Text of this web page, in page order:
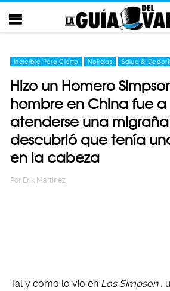
Increíble Pero Cierto Noticias Salud &
Hizo un Homero
hombre en China fue a
atenderse una
descubrió que tenía
en la cabeza
Por Erik Martinez
Tal y como lo vio en Los Simpson ,